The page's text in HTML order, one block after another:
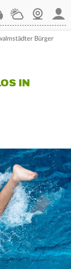
WetterWebcam
Bürger
IN